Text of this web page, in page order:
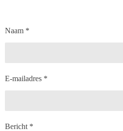
Naam *
E-mailadres *
Bericht *